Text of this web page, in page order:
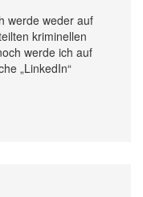
werde weder auf
kriminellen
werde ich auf
„LinkedIn“